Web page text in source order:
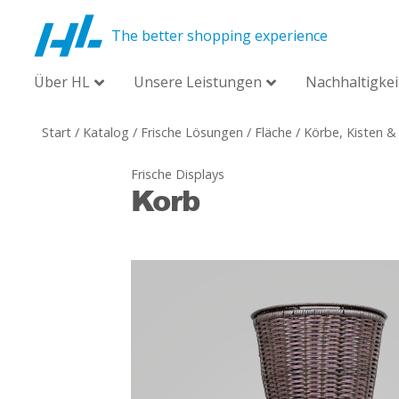
The better shopping experience
Über HL Unsere Leistungen
Start / Katalog / Frische Lösungen / Fläche / Körbe, Kisten
Frische Displays
Korb